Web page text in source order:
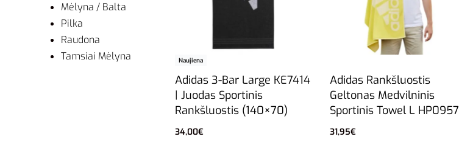
Mėlyna / Balta
Pilka
Raudona
Tamsiai Mėlyna
Naujiena
Adidas 3-Bar Large KE7414
| Juodas Sportinis
Rankšluostis (140×70)
34,00€
Adidas Rankšluostis
Geltonas Medvilninis
Sportinis Towel L HP0957
31,95€